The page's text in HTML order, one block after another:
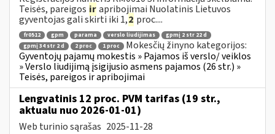
Teisės, pareigos irapribojimai Nuolatinis Lietuvos
gyventojas gali skirti iki 1,2 proc....
fr0512 gpm parama verslo liudijimas
gpmį 2 str 22 d
gpmį 34 str 2 d
2 proc 1 proc
Mokesčių žinyno kategorijos:
Gyventojų pajamų mokestis » Pajamos iš verslo/ veiklos
» Verslo liudijimą įsigijusio asmens pajamos (26 str.) »
Teisės, pareigos ir apribojimai
Lengvatinis 12 proc. PVM tarifas (19 str.,
aktualu nuo 2026-01-01)
Web turinio sąrašas 2025-11-28